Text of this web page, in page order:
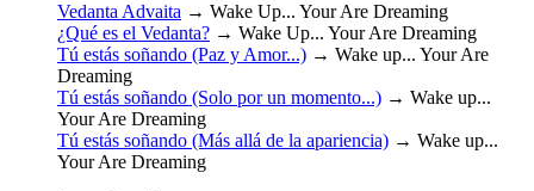
Vedanta Advaita → Wake Up... Your Are Dreaming
¿Qué es el Vedanta? → Wake Up... Your Are Dreaming
Tú estás soñando (Paz y Amor...) → Wake up... Your Are
Dreaming
Tú estás soñando (Solo por un momento...) → Wake up...
Your Are Dreaming
Tú estás soñando (Más allá de la apariencia) → Wake up...
Your Are Dreaming